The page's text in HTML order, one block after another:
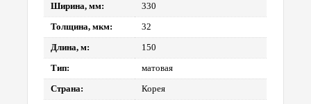
Ширина, мм: 330
Толщина, мкм: 32
Длина, м: 150
Тип: матовая
Страна: Корея